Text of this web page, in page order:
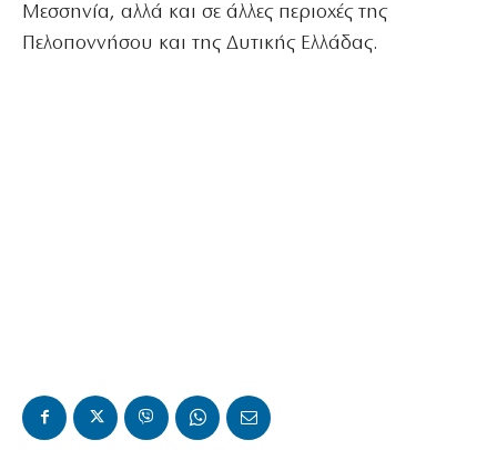
Μεσσηνία, αλλά και σε άλλες περιοχές της
Πελοποννήσου και της Δυτικής Ελλάδας.